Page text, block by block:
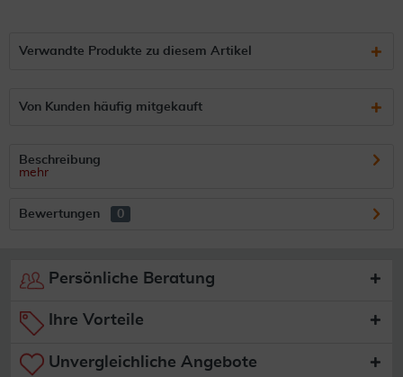
Verwandte Produkte zu diesem Artikel
Von Kunden häufig mitgekauft
Beschreibung
mehr
Bewertungen 0
Persönliche Beratung
Ihre Vorteile
Unvergleichliche Angebote